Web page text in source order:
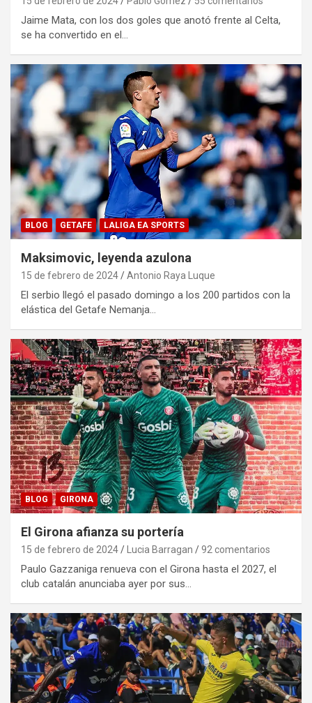
Jaime Mata, con los dos goles que anotó frente al Celta,
se ha convertido en el…
BLOG GETAFE LALIGA EA SPORTS
Maksimovic, leyenda azulona
15 de febrero de 2024 Antonio Raya Luque
El serbio llegó el pasado domingo a los 200 partidos con la
elástica del Getafe Nemanja…
BLOG GIRONA
El Girona afianza su portería
15 de febrero de 2024 Lucia Barragan 92 comentarios
Paulo Gazzaniga renueva con el Girona hasta el 2027, el
club catalán anunciaba ayer por sus…